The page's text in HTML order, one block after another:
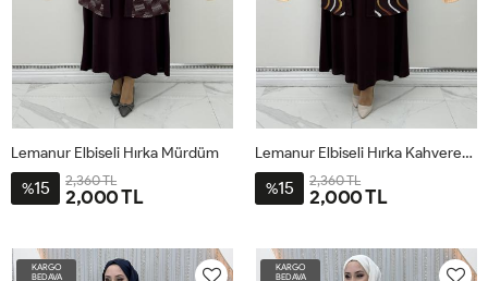
XL-
44-
2XL-
50-
3XL-
54-
4XL-
58-
Lemanur Elbiseli Hırka Mürdüm
%15 2,360 TL
2,000 TL
XL-
44-
2XL-
50-
3XL-
54-
4XL-
58-
Lemanur Elbiseli Hırka Kahverengi
%15 2,360 TL
2,000 TL
KARGO
BEDAVA
KARGO
BEDAVA